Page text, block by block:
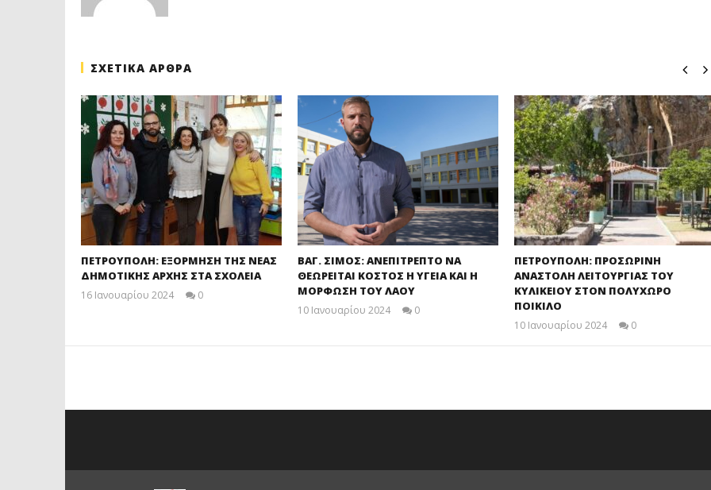
ΣΧΕΤΙΚΑ ΑΡΘΡΑ
ΠΕΤΡΟΥΠΟΛΗ: ΕΞΟΡΜΗΣΗ ΤΗΣ ΝΕΑΣ
ΔΗΜΟΤΙΚΗΣ ΑΡΧΗΣ ΣΤΑ ΣΧΟΛΕΙΑ
16 Ιανουαρίου 2024
0
ΒΑΓ. ΣΙΜΟΣ: ΑΝΕΠΙΤΡΕΠΤΟ ΝΑ
ΘΕΩΡΕΙΤΑΙ ΚΟΣΤΟΣ Η ΥΓΕΙΑ ΚΑΙ Η
ΜΟΡΦΩΣΗ ΤΟΥ ΛΑΟΥ
10 Ιανουαρίου 2024
0
ΠΕΤΡΟΥΠΟΛΗ: ΠΡΟΣΩΡΙΝΗ
ΑΝΑΣΤΟΛΗ ΛΕΙΤΟΥΡΓΙΑΣ ΤΟΥ
ΚΥΛΙΚΕΙΟΥ ΣΤΟΝ ΠΟΛΥΧΩΡΟ
ΠΟΙΚΙΛΟ
10 Ιανουαρίου 2024
0